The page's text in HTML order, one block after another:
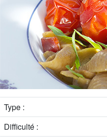
Type :
Difficulté :